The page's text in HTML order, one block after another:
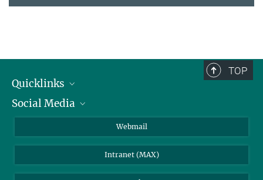
TOP
Quicklinks
IMPRS Graduiertenschule
Social Media
Webmail
Intranet (MAX)